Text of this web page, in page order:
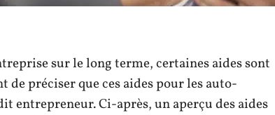
sur le long terme, certaines aides sont
préciser que ces aides pour les auto-
entrepreneur. Ci-après, un aperçu des aides